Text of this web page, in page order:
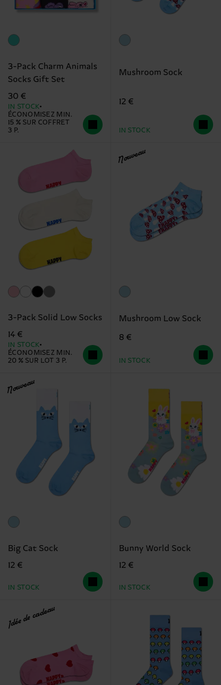
3-Pack Charm Animals
Socks Gift Set
30 €
IN STOCK
ÉCONOMISEZ MIN.
15 % SUR COFFRET
3 P.
Mushroom Sock
12 €
IN STOCK
3-Pack Solid Low Socks
14 €
IN STOCK
ÉCONOMISEZ MIN.
20 % SUR LOT 3 P.
Nouveau
Mushroom Low Sock
8 €
IN STOCK
Nouveau
Big Cat Sock
12 €
IN STOCK
Bunny World Sock
12 €
IN STOCK
Idée de cadeau